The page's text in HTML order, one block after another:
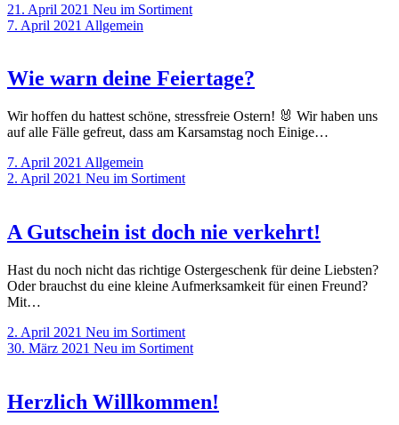
21. April 2021 Neu im Sortiment
7. April 2021 Allgemein
Wie warn deine Feiertage?
Wir hoffen du hattest schöne, stressfreie Ostern! 🐰 Wir haben uns
auf alle Fälle gefreut, dass am Karsamstag noch Einige…
7. April 2021 Allgemein
2. April 2021 Neu im Sortiment
A Gutschein ist doch nie verkehrt!
Hast du noch nicht das richtige Ostergeschenk für deine Liebsten?
Oder brauchst du eine kleine Aufmerksamkeit für einen Freund?
Mit…
2. April 2021 Neu im Sortiment
30. März 2021 Neu im Sortiment
Herzlich Willkommen!